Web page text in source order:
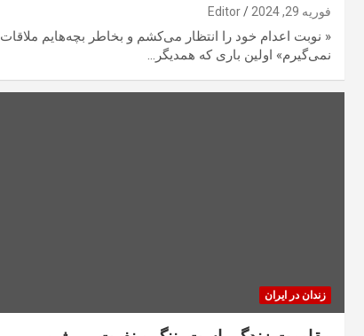
فوریه 29, 2024 Editor
« نوبت اعدام خود را انتظار می‌کشم و بخاطر بچه‌هایم ملاقات
نمی‌گیرم» اولین باری که همدیگر…
زندان در ایران